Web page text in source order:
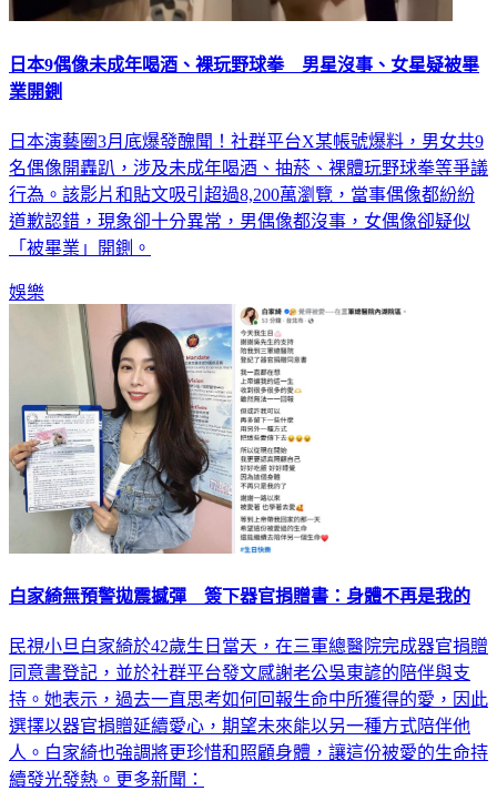
日本9偶像未成年喝酒、裸玩野球拳 男星沒事、女星疑被畢
業開鍘
日本演藝圈3月底爆發醜聞！社群平台X某帳號爆料，男女共9
名偶像開轟趴，涉及未成年喝酒、抽菸、裸體玩野球拳等爭議
行為。該影片和貼文吸引超過8,200萬瀏覽，當事偶像都紛紛
道歉認錯，現象卻十分異常，男偶像都沒事，女偶像卻疑似
「被畢業」開鍘。
娛樂
白家綺無預警拋震撼彈 簽下器官捐贈書：身體不再是我的
民視小旦白家綺於42歲生日當天，在三軍總醫院完成器官捐贈
同意書登記，並於社群平台發文感謝老公吳東諺的陪伴與支
持。她表示，過去一直思考如何回報生命中所獲得的愛，因此
選擇以器官捐贈延續愛心，期望未來能以另一種方式陪伴他
人。白家綺也強調將更珍惜和照顧身體，讓這份被愛的生命持
續發光發熱。更多新聞：